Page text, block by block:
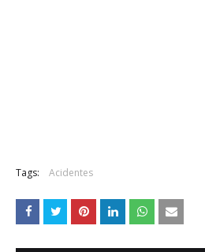
Tags: Acidentes